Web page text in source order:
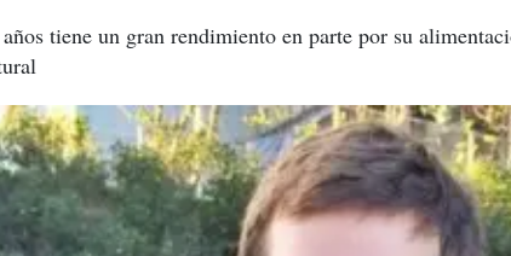
tiene un gran rendimiento en parte por su